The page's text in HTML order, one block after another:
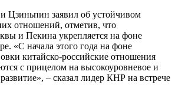
Цзиньпин заявил об устойчивом
отношений, отметив, что
и Пекина укрепляется на фоне
«С начала этого года на фоне
китайско-российские отношения
с прицелом на высокоуровневое и
– сказал лидер КНР на встрече